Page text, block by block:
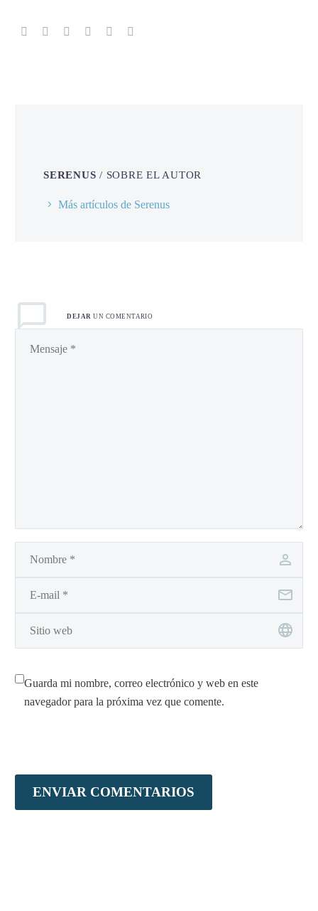
SERENUS / SOBRE EL AUTOR
Más artículos de Serenus
DEJARUN COMENTARIO
Guarda mi nombre, correo electrónico y web en este
navegador para la próxima vez que comente.
ENVIAR COMENTARIOS